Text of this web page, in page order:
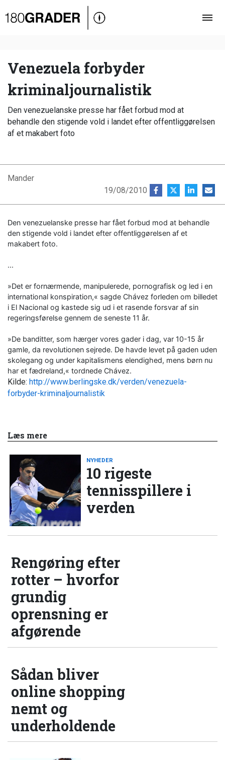
Oversigt
Debat
Video
Podcast
Venezuela forbyder
kriminaljournalistik
Den venezuelanske presse har fået forbud mod at
behandle den stigende vold i landet efter offentliggørelsen
af et makabert foto
Mander
19/08/2010
Den venezuelanske presse har fået forbud mod at behandle
den stigende vold i landet efter offentliggørelsen af et
makabert foto.
...
»Det er fornærmende, manipulerede, pornografisk og led i en
international konspiration,« sagde Chávez forleden om billedet
i El Nacional og kastede sig ud i et rasende forsvar af sin
regeringsførelse gennem de seneste 11 år.
»De banditter, som hærger vores gader i dag, var 10-15 år
gamle, da revolutionen sejrede. De havde levet på gaden uden
skolegang og under kapitalismens elendighed, mens børn nu
har et fædreland,« tordnede Chávez.
Kilde: http://www.berlingske.dk/verden/venezuela-
forbyder-kriminaljournalistik
Læs mere
NYHEDER
10 rigeste
tennisspillere i
verden
Rengøring efter
rotter – hvorfor
grundig
oprensning er
afgørende
Sådan bliver
online shopping
nemt og
underholdende